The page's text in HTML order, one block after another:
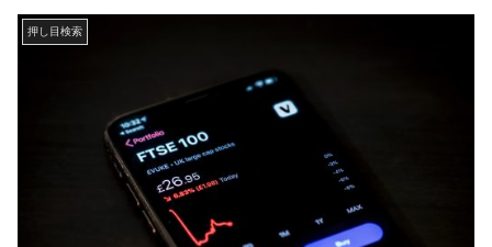
押し目検索